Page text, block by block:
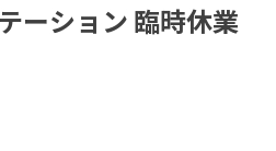
ーション 臨時休業